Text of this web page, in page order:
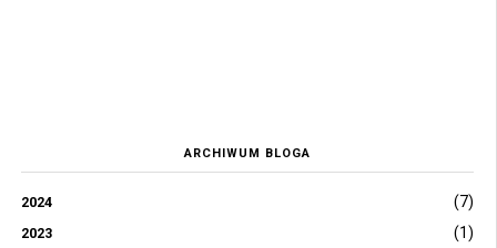
ARCHIWUM BLOGA
2024 (7)
2023 (1)